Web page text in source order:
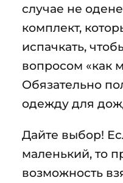
случае не
комплект,
испачкать,
вопросом «как
Обязательно
одежду для
Дайте выбор!
маленький, то
возможность